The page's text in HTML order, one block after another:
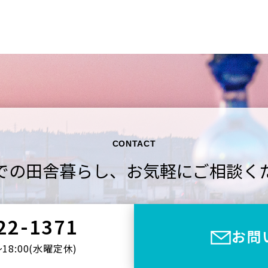
CONTACT
の田舎暮らし、 お気軽にご相談く
1371
⽔曜定休)
お問